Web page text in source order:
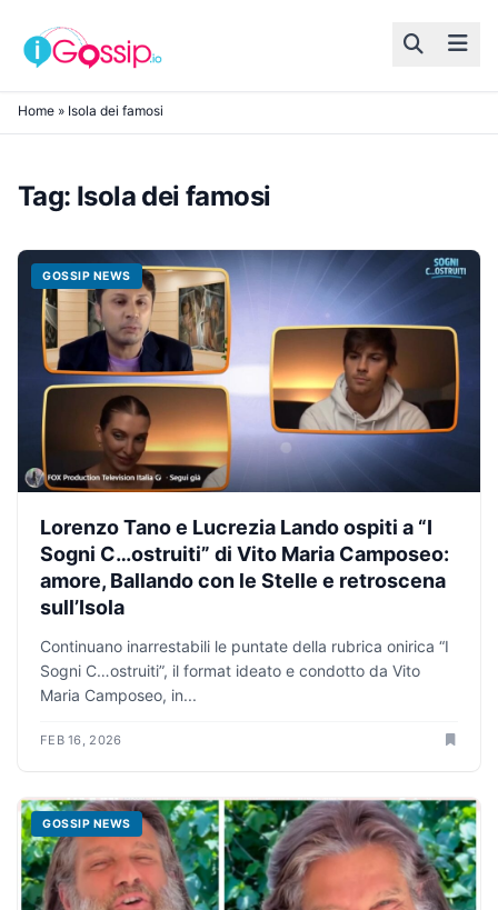
Skip to content
Home » Isola dei famosi
Tag: Isola dei famosi
GOSSIP NEWS
Lorenzo Tano e Lucrezia Lando ospiti a “I
Sogni C…ostruiti” di Vito Maria Camposeo:
amore, Ballando con le Stelle e retroscena
sull’Isola
Continuano inarrestabili le puntate della rubrica onirica “I
Sogni C…ostruiti”, il format ideato e condotto da Vito
Maria Camposeo, in...
FEB 16, 2026
GOSSIP NEWS